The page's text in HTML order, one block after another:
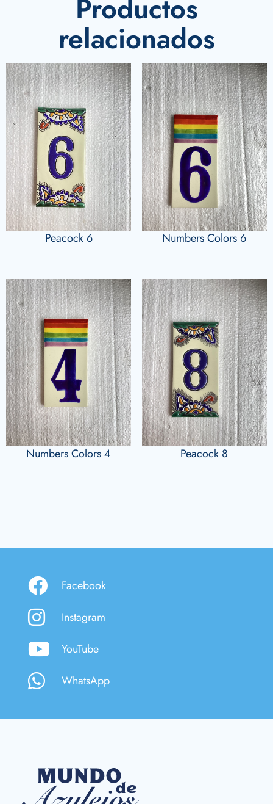
Productos
relacionados
Peacock 6 Numbers Colors 6
Numbers Colors 4 Peacock 8
Facebook
Instagram
YouTube
WhatsApp